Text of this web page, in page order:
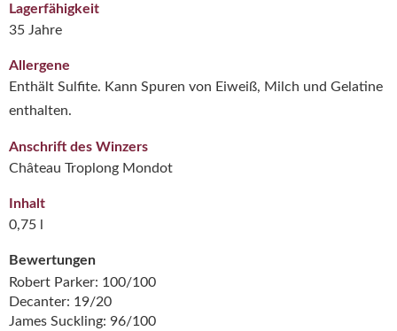
Bewertungen
Robert Parker: 100/100
Decanter: 19/20
James Suckling: 96/100
Lagerfähigkeit
35 Jahre
Allergene
Enthält Sulfite. Kann Spuren von Eiweiß, Milch und Gelatine
enthalten.
Anschrift des Winzers
Château Troplong Mondot
Inhalt
0,75 l